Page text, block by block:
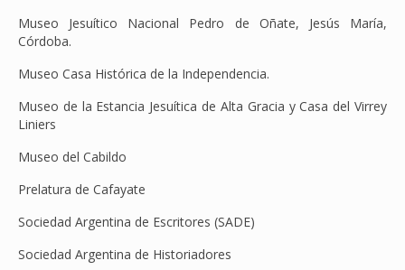
Museo Jesuítico Nacional Pedro de Oñate, Jesús María,
Córdoba.
Museo Casa Histórica de la Independencia.
Museo de la Estancia Jesuítica de Alta Gracia y Casa del Virrey
Liniers
Museo del Cabildo
Prelatura de Cafayate
Sociedad Argentina de Escritores (SADE)
Sociedad Argentina de Historiadores